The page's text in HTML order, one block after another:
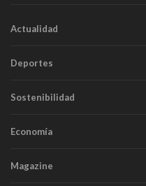
Actualidad
Deportes
Sostenibilidad
Economía
Magazine